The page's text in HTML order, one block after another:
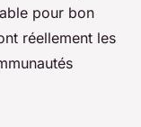
pour bon
réellement les